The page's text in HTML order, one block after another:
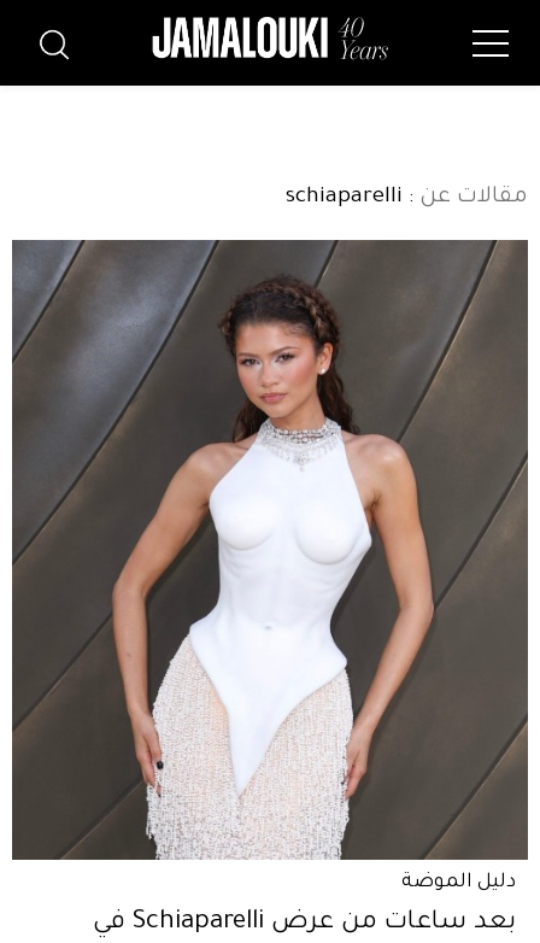
مقالات عن : schiaparelli
دليل الموضة
بعد ساعات من عرض Schiaparelli في